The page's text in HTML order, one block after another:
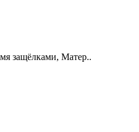
защёлками, Матер..